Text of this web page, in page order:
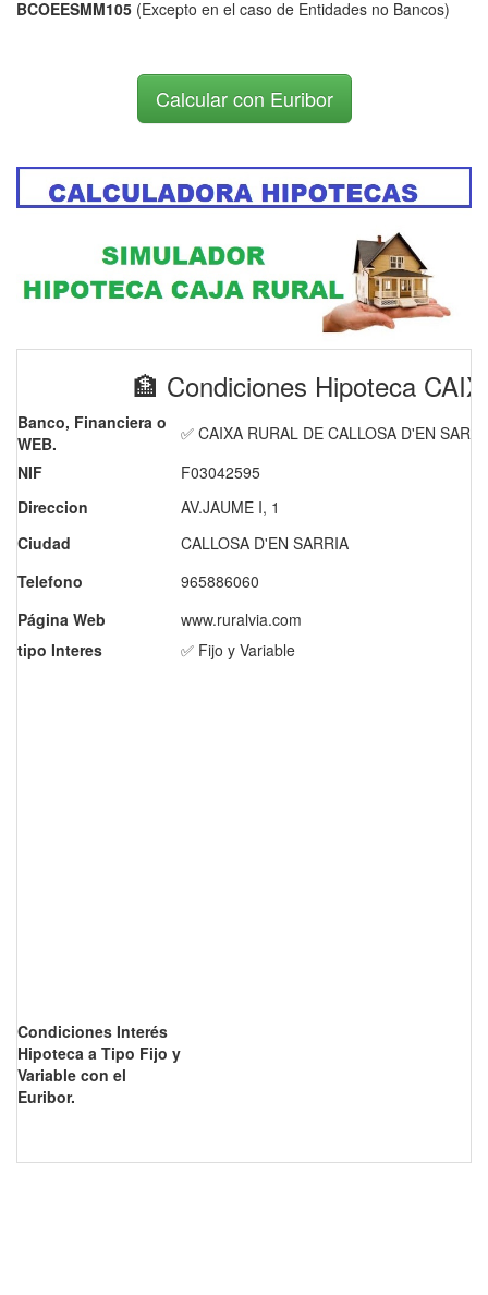
BCOEESMM105 (Excepto en el caso de Entidades no Bancos)
Calcular con Euribor
🏦 Condiciones Hipoteca
Banco, Financiera o
WEB.
✅ CAIXA RURAL DE CALLOSA D'EN
NIF
F03042595
Direccion
AV.JAUME I, 1
Ciudad
CALLOSA D'EN SARRIA
Telefono
965886060
Página Web
www.ruralvia.com
tipo Interes
✅ Fijo y Variable
Condiciones Interés
Hipoteca a Tipo Fijo y
Variable con el
Euribor.